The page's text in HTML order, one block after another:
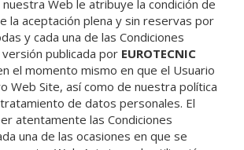
nuestra Web le atribuye la condición de
la aceptación plena y sin reservas por
y cada una de las Condiciones
publicada por EUROTECNIC
el momento mismo en que el Usuario
Web Site, así como de nuestra política
de datos personales. El
atentamente las Condiciones
una de las ocasiones en que se